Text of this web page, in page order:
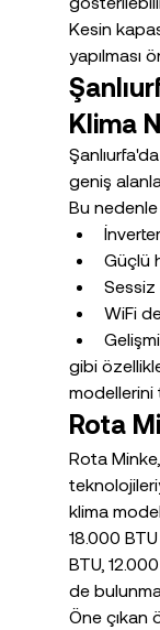
Kesin
yapılması
Klima
geniş
Bu nedenle
Güçlü
Sessiz
WiFi
gibi
modellerini
Rota
Rota
klima
18.000
BTU,
de
Öne çıkan